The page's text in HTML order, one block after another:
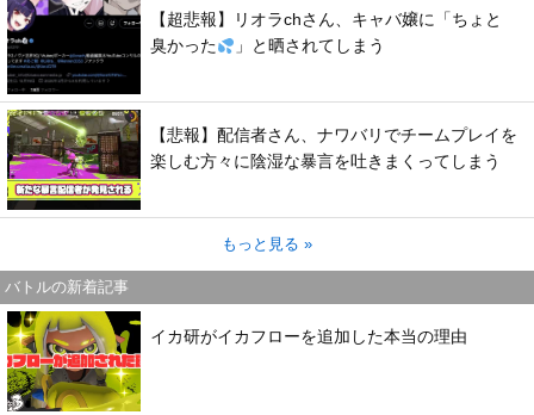
【超悲報】リオラchさん、キャバ嬢に「ちょと
臭かった
」と晒されてしまう
【悲報】配信者さん、ナワバリでチームプレイを
楽しむ方々に陰湿な暴言を吐きまくってしまう
もっと見る »
バトルの新着記事
イカ研がイカフローを追加した本当の理由